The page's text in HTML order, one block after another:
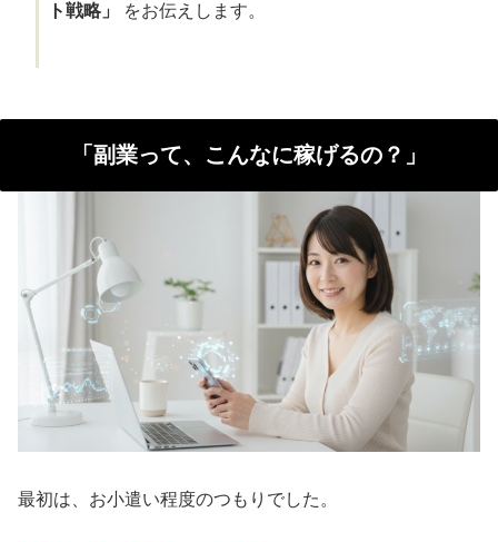
ト戦略」
をお伝えします。
「副業って、こんなに稼げるの？」
最初は、お小遣い程度のつもりでした。